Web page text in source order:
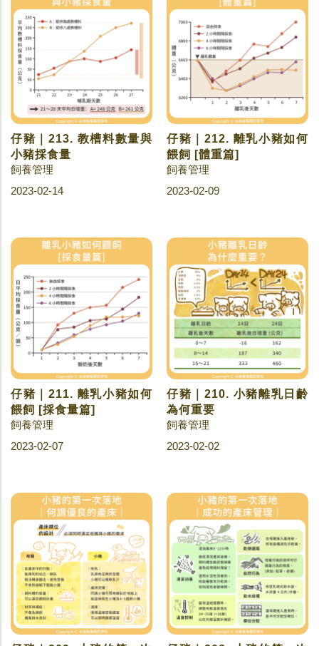
仔豬｜213. 教槽料數量與
小豬採食量
飼養管理
2023-02-14
仔豬｜212. 離乳小豬如何
餵飼 [體重篇]
飼養管理
2023-02-09
仔豬｜211. 離乳小豬如何
餵飼 [採食量篇]
飼養管理
2023-02-07
仔豬｜210. 小豬離乳日齡
為何重要
飼養管理
2023-02-02